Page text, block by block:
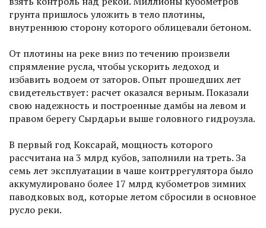
грунта пришлось уложить в тело плотины,
внутреннюю сторону которого облицевали бетоном.
От плотины на реке вниз по течению произвели
спрямление русла, чтобы ускорить ледоход и
избавить водоем от заторов. Опыт прошедших лет
свидетельствует: расчет оказался верным. Показали
свою надежность и построенные дамбы на левом и
правом берегу Сырдарьи выше головного гидроузла.
В первый год Коксарай, мощность которого
рассчитана на 3 млрд кубов, заполнили на треть. За
семь лет эксплуатации в чаше контррегулятора было
аккумулировано более 17 млрд кубометров зимних
паводковых вод, которые летом сбросили в основное
русло реки.